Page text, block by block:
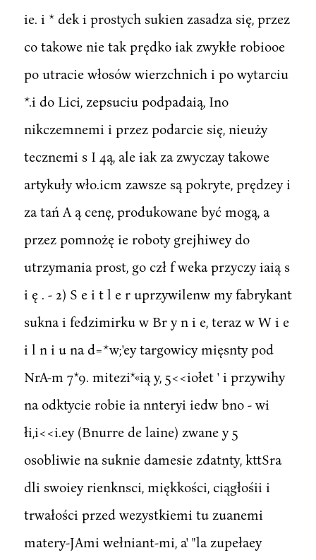
ie. i * dek i prostych sukien zasadza się, przez
co takowe nie tak prędko iak zwykłe robiooe
po utracie włosów wierzchnich i po wytarciu
*.i do Lici, zepsuciu podpadaią, Ino
nikczemnemi i przez podarcie się, nieuży
tecznemi s I 4ą, ale iak za zwyczay takowe
artykuły wło.icm zawsze są pokryte, prędzey i
za tań A ą cenę, produkowane być mogą, a
przez pomnożę ie roboty grejhiwey do
utrzymania prost, go czł f weka przyczy iaią s
i ę . - 2) S e i t l e r uprzywilenw my fabrykant
sukna i fedzimirku w Br y n i e, teraz w W i e
i l n i u na d=*w;'ey targowicy mięsnty pod
NrA-m 7*9. mitezi*«ią y, 5<<iołet ' i przywihy
na odktycie robie ia nnteryi iedw bno - wi
łi,i<<i.ey (Bnurre de laine) zwane y 5
osobliwie na suknie damesie zdatnty, kttSra
dli swoiey rienknsci, miękkości, ciągłośii i
trwałości przed wezystkiemi tu zuanemi
matery-JAmi wełniant-mi, a' "la zupełaey